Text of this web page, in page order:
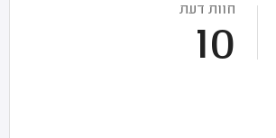
חוות דעת
10